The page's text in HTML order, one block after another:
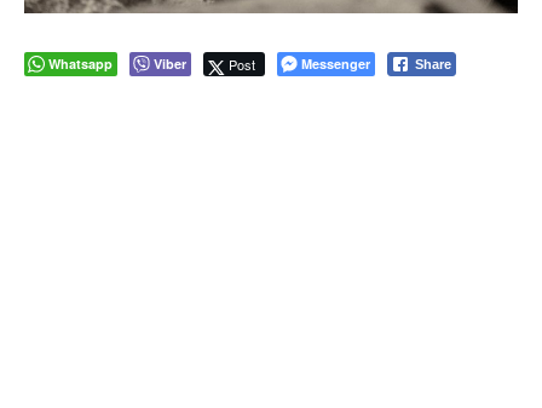
Whatsapp Viber Post Messenger Share